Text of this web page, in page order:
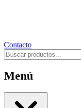
Contacto
Menú